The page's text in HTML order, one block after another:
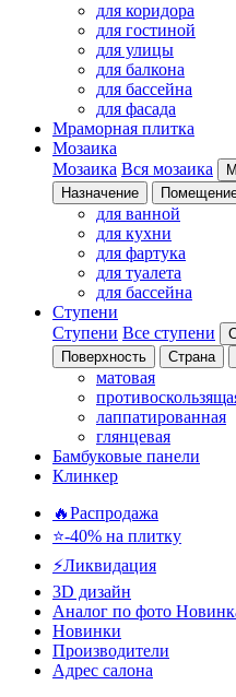
для коридора
для гостиной
для улицы
для балкона
для бассейна
для фасада
Мраморная плитка
Мозаика
Мозаика Вся мозаика
Назначение
для ванной
для кухни
для фартука
для туалета
для бассейна
Ступени
Ступени Все ступени
Поверхность Страна
матовая
лаппатированная
глянцевая
Бамбуковые панели
Клинкер
🔥Распродажа
⭐-40% на плитку
⚡️Ликвидация
3D дизайн
Аналог по фото
Новинки
Производители
Адрес салона